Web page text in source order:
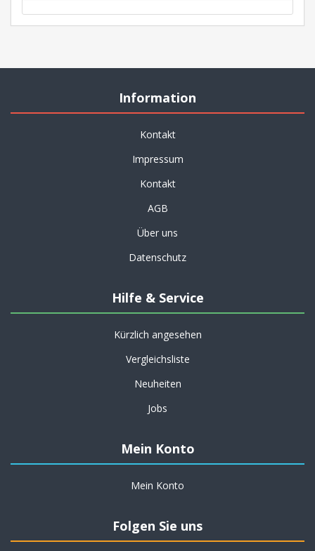
Information
Kontakt
Impressum
Kontakt
AGB
Über uns
Datenschutz
Hilfe & Service
Kürzlich angesehen
Vergleichsliste
Neuheiten
Jobs
Mein Konto
Mein Konto
Folgen Sie uns